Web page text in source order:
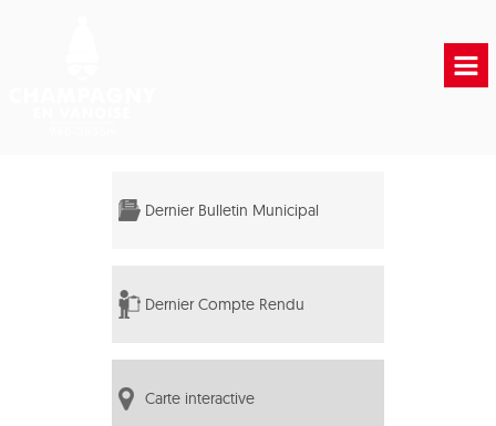
Dernier Bulletin Municipal
Dernier Compte Rendu
Carte interactive